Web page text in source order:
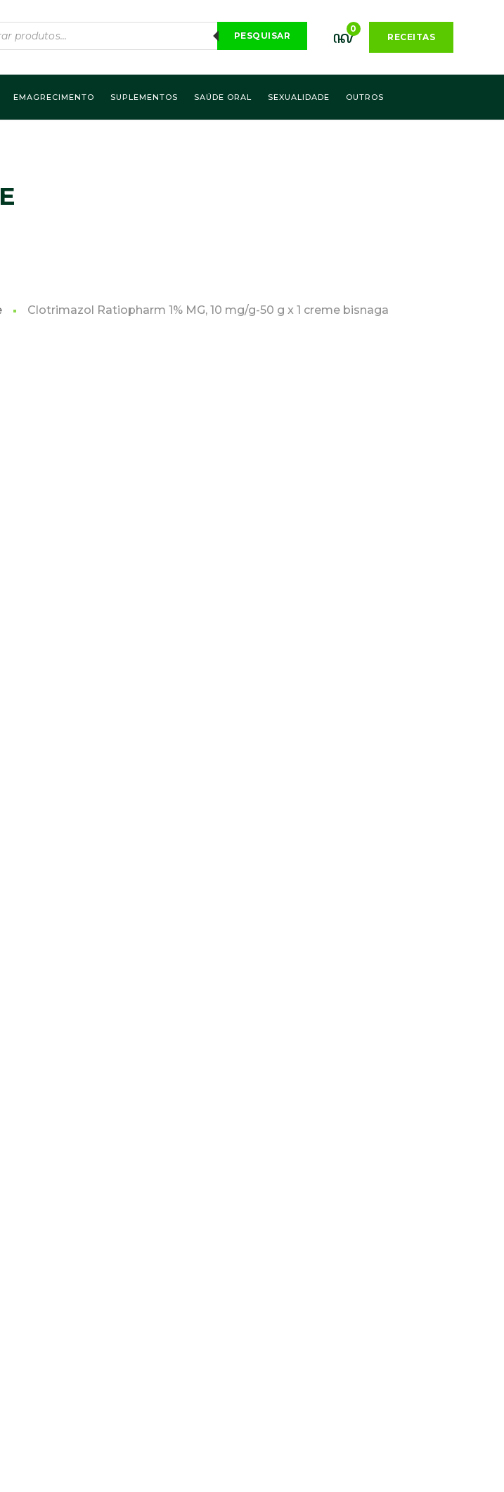
RECEITAS
0
PESQUISAR
EMAGRECIMENTO SUPLEMENTOS SAÚDE ORAL SEXUALIDADE OUTROS
Clotrimazol Ratiopharm 1% MG, 10 mg/g-50 g x 1 creme bisnaga